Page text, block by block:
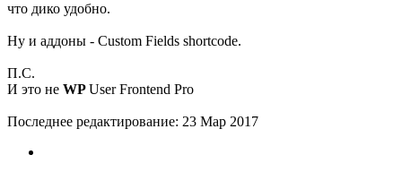
что дико удобно.
Ну и аддоны - Custom Fields shortcode.
П.С.
И это не WPUser Frontend Pro
Последнее редактирование: 23 Мар 2017